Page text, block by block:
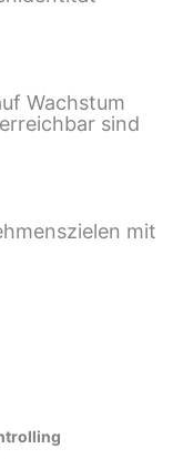
Wachstum
sind
mit